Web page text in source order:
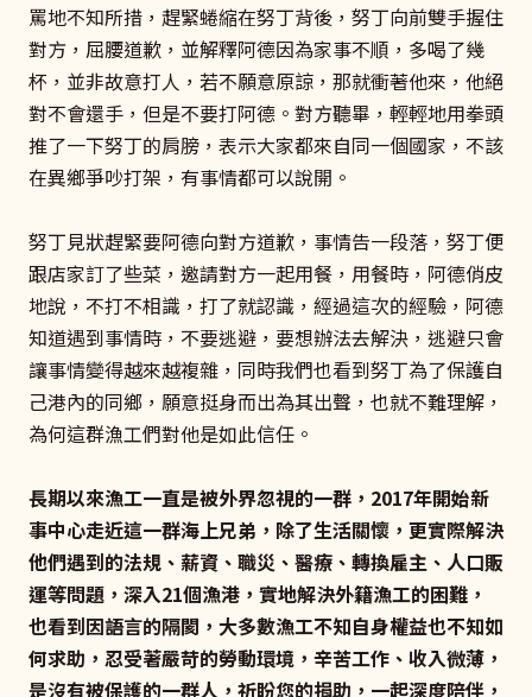
罵地不知所措，趕緊蜷縮在努丁背後，努丁向前雙手握住
對方，屈腰道歉，並解釋阿德因為家事不順，多喝了幾
杯，並非故意打人，若不願意原諒，那就衝著他來，他絕
對不會還手，但是不要打阿德。對方聽畢，輕輕地用拳頭
推了一下努丁的肩膀，表示大家都來自同一個國家，不該
在異鄉爭吵打架，有事情都可以說開。
努丁見狀趕緊要阿德向對方道歉，事情告一段落，努丁便
跟店家訂了些菜，邀請對方一起用餐，用餐時，阿德俏皮
地說，不打不相識，打了就認識，經過這次的經驗，阿德
知道遇到事情時，不要逃避，要想辦法去解決，逃避只會
讓事情變得越來越複雜，同時我們也看到努丁為了保護自
己港內的同鄉，願意挺身而出為其出聲，也就不難理解，
為何這群漁工們對他是如此信任。
長期以來漁工一直是被外界忽視的一群，2017年開始新
事中心走近這一群海上兄弟，除了生活關懷，更實際解決
他們遇到的法規、薪資、職災、醫療、轉換雇主、人口販
運等問題，深入21個漁港，實地解決外籍漁工的困難，
也看到因語言的隔閡，大多數漁工不知自身權益也不知如
何求助，忍受著嚴苛的勞動環境，辛苦工作、收入微薄，
是沒有被保護的一群人，祈盼您的捐助，一起深度陪伴，